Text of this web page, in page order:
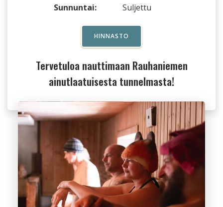
Sunnuntai:
Suljettu
HINNASTO
Tervetuloa nauttimaan Rauhaniemen
ainutlaatuisesta tunnelmasta!